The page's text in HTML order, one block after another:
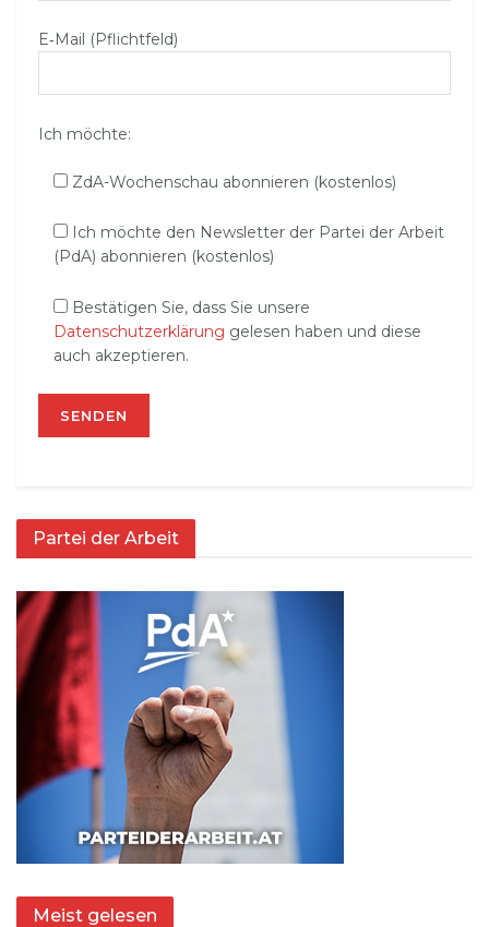
E‑Mail (Pflichtfeld)
Ich möchte:
ZdA-Wochenschau abonnieren (kostenlos)
Ich möchte den Newsletter der Partei der Arbeit
(PdA) abonnieren (kostenlos)
Bestätigen Sie, dass Sie unsere
Datenschutzerklärung gelesen haben und diese
auch akzeptieren.
Partei der Arbeit
Meist gelesen